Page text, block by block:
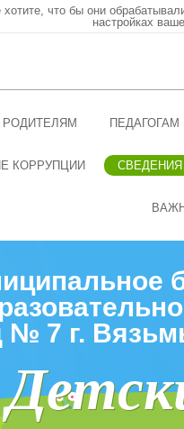
что бы они
настройках
РОДИТЕЛЯМ ПЕДАГОГАМ
КОРРУПЦИИ
№ 7 г.